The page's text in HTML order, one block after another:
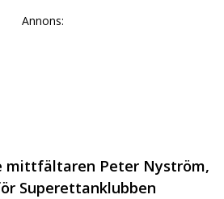
Annons:
mittfältaren Peter Nyström,
Superettanklubben